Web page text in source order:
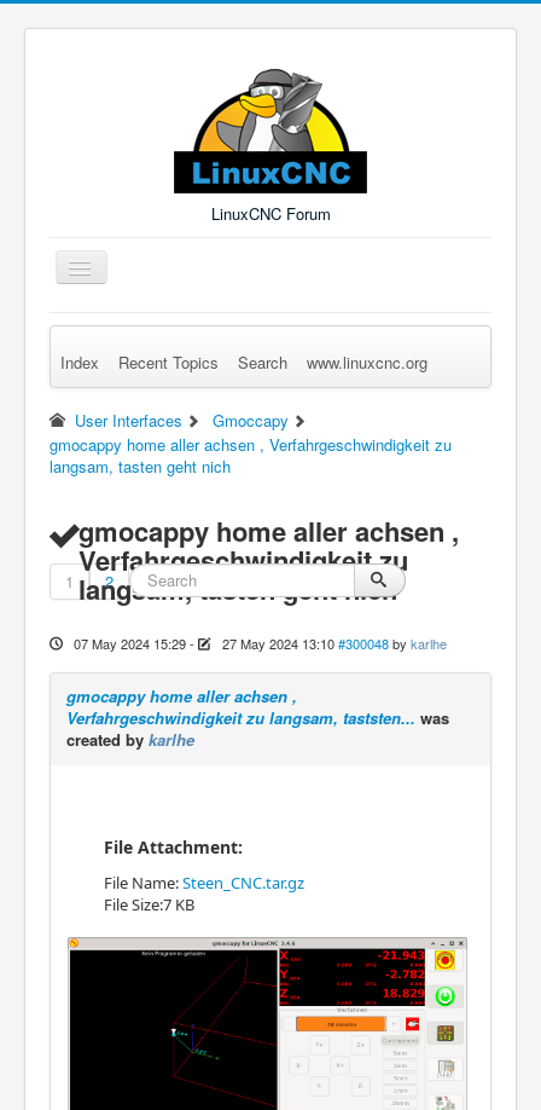
LinuxCNC Forum
Toggle
Navigation
Remember Me Log in Forgot Login? Sign up
Index Recent Topics Search www.linuxcnc.org
User Interfaces
Gmoccapy
gmocappy home aller achsen , Verfahrgeschwindigkeit zu
langsam, tasten geht nich
gmocappy home aller achsen ,
Verfahrgeschwindigkeit zu
langsam, tasten geht nich
1 2
07 May 2024 15:29- 27 May 2024 13:10 #300048 by karlhe
gmocappy home aller achsen ,
Verfahrgeschwindigkeit zu langsam, taststen... was
created by karlhe
File Attachment:
File Name:Steen_CNC.tar.gz
File Size:7 KB